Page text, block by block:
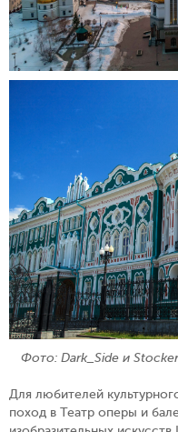
Фото: Dark_Side и
Для любителей
поход в Театр оперы и